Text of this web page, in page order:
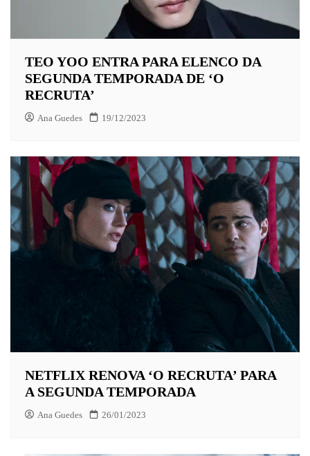
TEO YOO ENTRA PARA ELENCO DA
SEGUNDA TEMPORADA DE ‘O
RECRUTA’
Ana Guedes 19/12/2023
NETFLIX RENOVA ‘O RECRUTA’ PARA
A SEGUNDA TEMPORADA
Ana Guedes 26/01/2023